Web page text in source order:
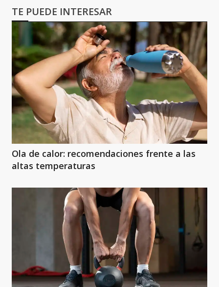
TE PUEDE INTERESAR
Ola de calor: recomendaciones frente a las
altas temperaturas